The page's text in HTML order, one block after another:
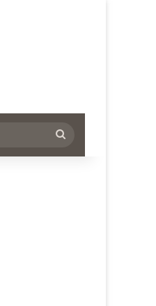
nach